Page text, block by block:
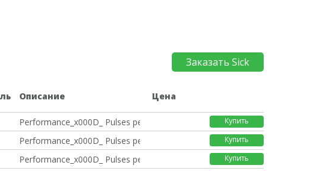
Заказать Sick
Описание Цена
Performance_x000D_ Pulses per Купить
Performance_x000D_ Pulses per Купить
Performance_x000D_ Pulses per Купить